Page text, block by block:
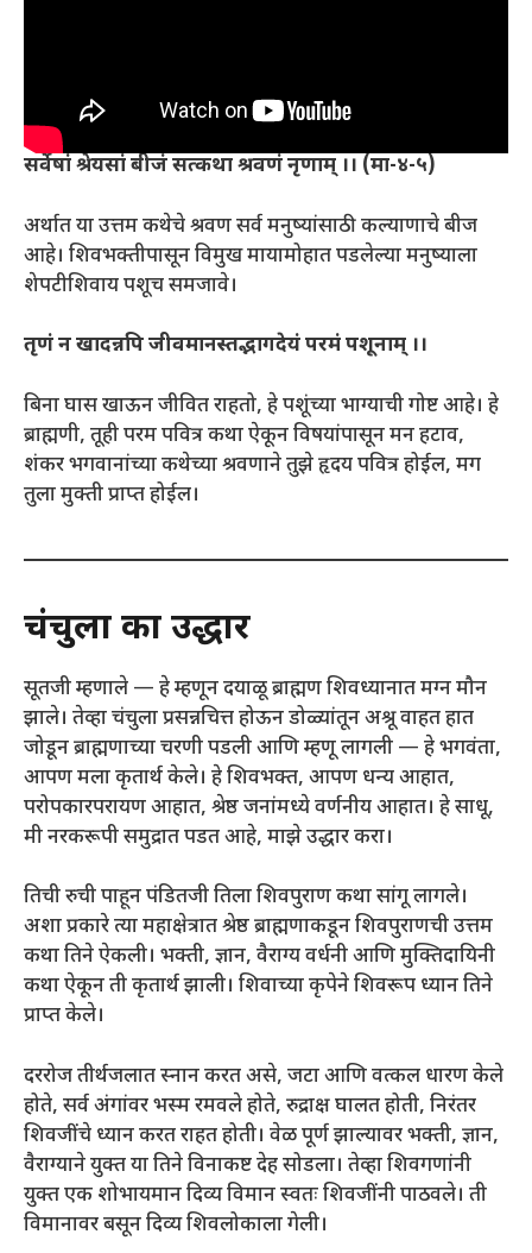
सर्वेषां श्रेयसां बीजं सत्कथा श्रवणं नृणाम् ।। (मा-४-५)
अर्थात या उत्तम कथेचे श्रवण सर्व मनुष्यांसाठी कल्याणाचे बीज
आहे। शिवभक्तीपासून विमुख मायामोहात पडलेल्या मनुष्याला
शेपटीशिवाय पशूच समजावे।
तृणं न खादन्नपि जीवमानस्तद्भागदेयं परमं पशूनाम् ।।
बिना घास खाऊन जीवित राहतो, हे पशूंच्या भाग्याची गोष्ट आहे। हे
ब्राह्मणी, तूही परम पवित्र कथा ऐकून विषयांपासून मन हटाव,
शंकर भगवानांच्या कथेच्या श्रवणाने तुझे हृदय पवित्र होईल, मग
तुला मुक्ती प्राप्त होईल।
चंचुला का उद्धार
सूतजी म्हणाले — हे म्हणून दयाळू ब्राह्मण शिवध्यानात मग्न मौन
झाले। तेव्हा चंचुला प्रसन्नचित्त होऊन डोळ्यांतून अश्रू वाहत हात
जोडून ब्राह्मणाच्या चरणी पडली आणि म्हणू लागली — हे भगवंता,
आपण मला कृतार्थ केले। हे शिवभक्त, आपण धन्य आहात,
परोपकारपरायण आहात, श्रेष्ठ जनांमध्ये वर्णनीय आहात। हे साधू,
मी नरकरूपी समुद्रात पडत आहे, माझे उद्धार करा।
तिची रुची पाहून पंडितजी तिला शिवपुराण कथा सांगू लागले।
अशा प्रकारे त्या महाक्षेत्रात श्रेष्ठ ब्राह्मणाकडून शिवपुराणची उत्तम
कथा तिने ऐकली। भक्ती, ज्ञान, वैराग्य वर्धनी आणि मुक्तिदायिनी
कथा ऐकून ती कृतार्थ झाली। शिवाच्या कृपेने शिवरूप ध्यान तिने
प्राप्त केले।
दररोज तीर्थजलात स्नान करत असे, जटा आणि वत्कल धारण केले
होते, सर्व अंगांवर भस्म रमवले होते, रुद्राक्ष घालत होती, निरंतर
शिवजींचे ध्यान करत राहत होती। वेळ पूर्ण झाल्यावर भक्ती, ज्ञान,
वैराग्याने युक्त या तिने विनाकष्ट देह सोडला। तेव्हा शिवगणांनी
युक्त एक शोभायमान दिव्य विमान स्वतः शिवजींनी पाठवले। ती
विमानावर बसून दिव्य शिवलोकाला गेली।